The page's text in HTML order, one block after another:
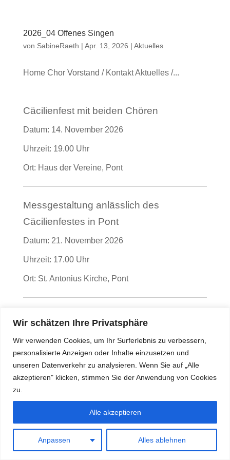
Wir schätzen Ihre Privatsphäre
Wir verwenden Cookies, um Ihr Surferlebnis zu verbessern,
personalisierte Anzeigen oder Inhalte einzusetzen und
unseren Datenverkehr zu analysieren. Wenn Sie auf „Alle
akzeptieren" klicken, stimmen Sie der Anwendung von Cookies
zu.
Anpassen Alles ablehnen
Alle akzeptieren
2026_04 Offenes Singen
von SabineRaeth | Apr. 13, 2026 | Aktuelles
Home Chor Vorstand / Kontakt Aktuelles /...
Cäcilienfest mit beiden Chören
Datum: 14. November 2026
Uhrzeit: 19.00 Uhr
Ort: Haus der Vereine, Pont
Messgestaltung anlässlich des
Cäcilienfestes in Pont
Datum: 21. November 2026
Uhrzeit: 17.00 Uhr
Ort: St. Antonius Kirche, Pont
Datum:29. November 2026
Uhrzeit:10.30 Uhr